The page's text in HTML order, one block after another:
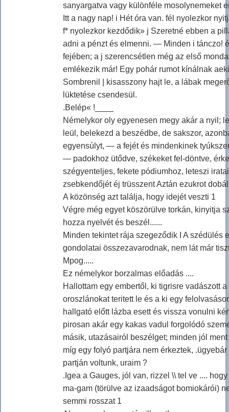
sanyargatva vagy különféle mosolynemeket
Itt a nagy nap! i Hét óra van. fél nyolezkor
f* nyolezkor kezdődik» j Szeretné ebben a
adni a pénzt és elmenni. — Minden i tánczo!
fejében; a j szerencsétlen még az első
emlékezik már! Egy pohár rumot kínálnak
Sombrenil | kisasszony hajt le, a lábak
lüktetése csendesül.
.Belép« !____
Némelykor oly egyenesen megy akár a nyil;
leül, belekezd a beszédbe, de sakszor,
egyensúlyt, — a fejét és mindenkinek
— padokhoz ütődve, székeket fel-döntve,
szégyenteljes, fekete pódiumhoz, leteszi
zsebkendőjét éj trüsszent Aztán ezukrot
A közönség azt találja, hogy idejét veszti 1
Végre még egyet köszörülve torkán, kinyitja
hozza nyelvét és beszél......
Minden tekintet rája szegeződik I A szédülés
gondolatai összezavarodnak, nem lát már
Mpog.....
Ez némelykor borzalmas előadás ....
Hallottam egy embertől, ki tigrisre vadászott
oroszlánokat teritett le és a ki egy
hallgató előtt lázba esett és vissza vonulni
pirosan akár egy kakas vadul forgolódó
másik, utazásairól beszélget; minden jól
míg egy folyó partjára nem érkeztek,
partján voltunk, uraim ?
.Igea a Gauges, jól van, rizzel \\ tel ve ....
ma-gam (törülve az izaadságot bomiokárói)
semmi rosszat 1